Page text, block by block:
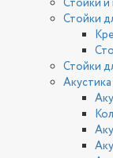
Стойки
Стойки
Стойки